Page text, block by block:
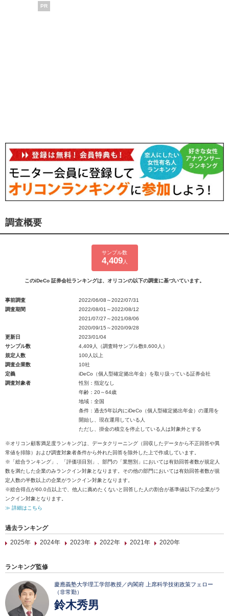
PR
調査概要
サンプル数
4,409人
このiDeCo 証券会社ランキングは、オリコンの以下の調査に基づいています。
事前調査
2022/06/08～2022/07/31
調査期間
2022/08/01～2022/08/12
2021/07/27～2021/08/06
2020/09/15～2020/09/28
更新日
2023/01/04
サンプル数
4,409人（調査時サンプル数8,600人）
規定人数
100人以上
調査企業数
10社
定義
iDeCo（個人型確定拠出年金）を取り扱っている証券会社
調査対象者
性別：指定なし
年齢：20～64歳
地域：全国
条件：過去5年以内にiDeCo（個人型確定拠出年金）の運用を
開始し、現在運用している人
ただし、掛金の積立を停止している人は対象外とする
※オリコン顧客満足度ランキングは、データクリーニング（回収したデータから不正回答や異
常値を排除）および調査対象者条件から外れた回答を除外した上で作成しています。
※「総合ランキング」、「評価項目別」、部門の「業態別」においては有効回答者数が規定人
数を満たした企業のみランクイン対象となります。その他の部門においては有効回答者数が規
定人数の半数以上の企業がランクイン対象となります。
※総合得点が60.0点以上で、他人に薦めたくないと回答した人の割合が基準値以下の企業がラ
ンクイン対象となります。
≫ 詳細はこちら
過去ランキング
2025年
2024年 2023年 2022年 2021年 2020年
ランキング監修
慶應義塾大学理工学部教授／内閣府 上席科学技術政策フェロー
（非常勤）
鈴木秀男